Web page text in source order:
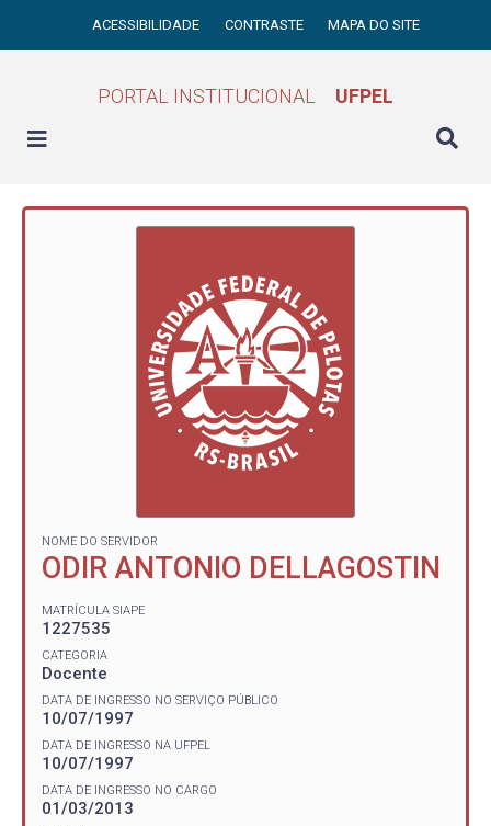
ACESSIBILIDADE CONTRASTE MAPA DO SITE
PORTAL INSTITUCIONAL UFPEL
NOME DO SERVIDOR
ODIR ANTONIO DELLAGOSTIN
MATRÍCULA SIAPE
1227535
CATEGORIA
Docente
DATA DE INGRESSO NO SERVIÇO PÚBLICO
10/07/1997
DATA DE INGRESSO NA UFPEL
10/07/1997
DATA DE INGRESSO NO CARGO
01/03/2013